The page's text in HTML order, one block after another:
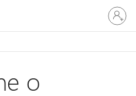
Accedi
con
il
account
o